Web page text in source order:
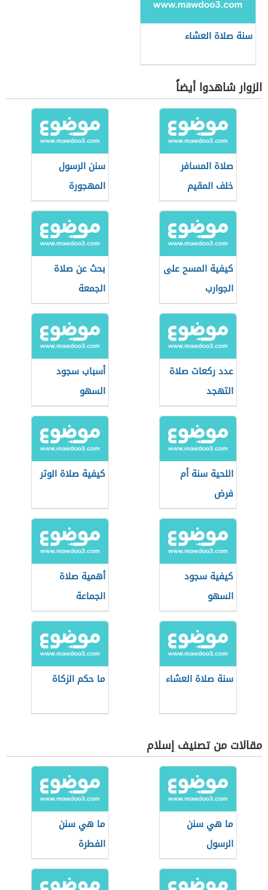
سنة صلاة العشاء
الزوار شاهدوا أيضاً
صلاة المسافر
خلف المقيم
سنن الرسول
المهجورة
كيفية المسح على
الجوارب
بحث عن صلاة
الجمعة
عدد ركعات صلاة
التهجد
أسباب سجود
السهو
اللحية سنة أم
فرض
كيفية صلاة الوتر
كيفية سجود
السهو
أهمية صلاة
الجماعة
سنة صلاة العشاء ما حكم الزكاة
مقالات من تصنيف إسلام
ما هي سنن
الرسول
ما هي سنن
الفطرة